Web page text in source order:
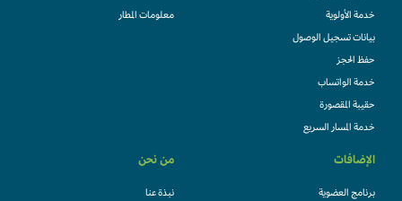
خدمة الأولوية
بيانات تسجيل الوصول
حفظ الحجز
خدمة الواتساب
حقيبة المقصورة
خدمة المسار السريع
معلومات المطار
الإضافات
برنامج العضوية
من نحن
نبذة عنا